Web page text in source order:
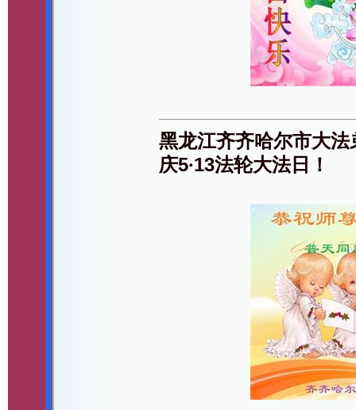
黑龙江齐齐哈尔市大
庆5∙13法轮大法日！